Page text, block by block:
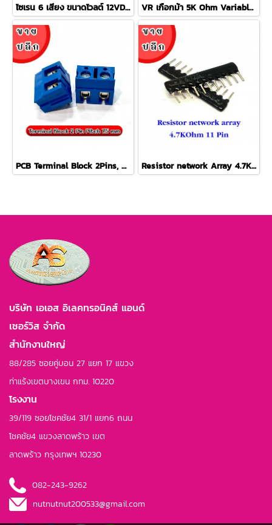
ไซเรน 6 เสียง ขนาดโวลต์ 12VDC-24VDC Electronic Siren 6 Tone 12Volt-24Volt VR เกือกม้า 5K Ohm Variable Resistor (10 ตัว/ล็อต)
PCB Terminal Block 2Pins, Pitch 7.5mm เทอร์มินอล คอนเนคเตอร์ (20 ตัว/ล็อต) Resistor network Array 4.7K 11 Pin ตัวต้านทานแบบอาร์เรย์ 11 ขา (5 ตัว/ล็อต)
บริษัท เอเอส อิเลคทรอนิคส์ แอนด์
เซอร์วิส จำกัด
สำนักงานใหญ่
88/285 ซอยคู่บอน 27 แยก 17 แขวง
ท่าแร้งเขตบางเขน กทม. 10220
โรงงาน
39/119 ซอยโชคชัย4 31/1 แยก6 ถนน
โชคชัย4 แขวงลาดพร้าว เขต
ลาดพร้าว กรุงเทพฯ 10230
082-243-9262
nutnutnut200533@gmail.com